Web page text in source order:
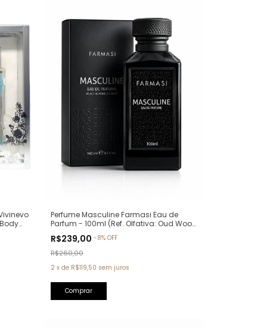
Perfume Masculine Farmasi Eau de
Parfum - 100ml (Ref. Olfativa: Oud Wood
R$239,00 -8% OFF
R$260,00
2 x de R$119,50 sem juros